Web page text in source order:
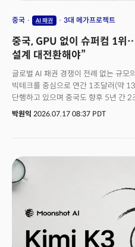
중국 AI 패권 3대 메가프로젝트
중국, GPU 없이 슈퍼컴 1위
설계 대전환해야”
글로벌 AI 패권 경쟁이 전례 없는 규모
빅테크를 중심으로 연간 1조달러(약
단행하고 있으며 중국도 향후 5년 간
및 컴퓨팅 인프라 구축에 투입할 계획
방정식을 모색하기 위한 특별 웨비나
디스커션에 나선 박영선 재정경제부
중소밴처기업부 장관), 주영섭 서울대
정책 수립 및 산업계 경험을 토대로 구
패권 갈등과 자본 경쟁 격화 속에서 시
여러 산업과 기술 분야에 걸쳐 있는 국
통합해야 한다는 게 핵심 메시지였다.
박원익 2026.07.17 08:37 PDT